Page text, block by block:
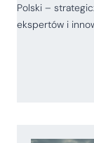
Polski –
ekspertów i